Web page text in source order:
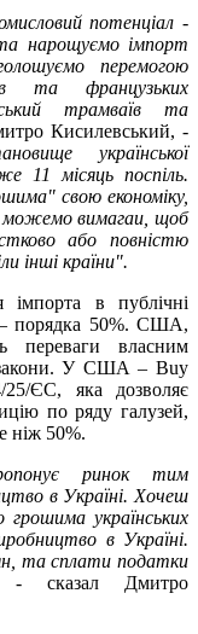
потенціал -
нарощуємо імпорт
перемогою
та французьких
трамваїв та
Кисилевський, -
української
11 місяць поспіль.
свою економіку,
вимагаи, щоб
або повністю
інші країни".
в публічні
– порядка 50%. США,
власним
закони. У США – Buy
ЄС, яка дозволяє
по ряду галузей,
ніж 50%.
ринок тим
в Україні. Хочеш
українських
в Україні.
та сплати податки
- сказал Дмитро